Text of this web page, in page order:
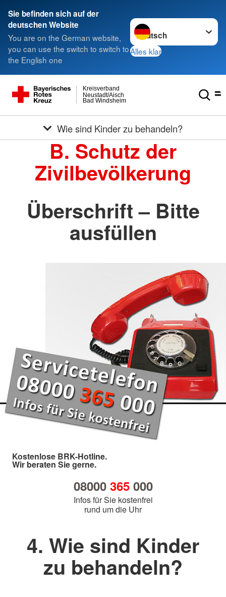
Sie befinden sich auf der
deutschen Website
You are on the German website,
you can use the switch to switch to
the English one
Sprache wechseln zu
Alles klar
Bad Windsheim
Neustadt/Aisch
Kreisverband
Wie sind Kinder zu behandeln?
B. Schutz der
Zivilbevölkerung
Überschrift – Bitte
ausfüllen
Kostenlose BRK-Hotline.
Wir beraten Sie gerne.
08000 365000
Infos für Sie kostenfrei
rund um die Uhr
4. Wie sind Kinder
zu behandeln?